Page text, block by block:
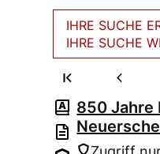
IHRE SUCHE
IHRE SUCHE
850 Jahre